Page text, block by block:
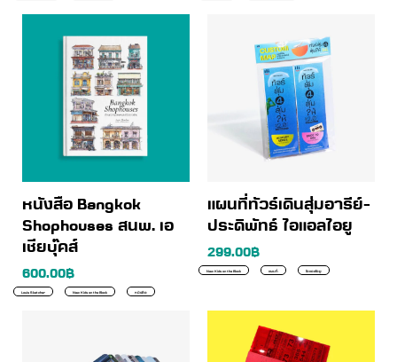
หนังสือ Bangkok
Shophouses สนพ. เอ
เชียบุ๊คส์
600.00฿
Louis Sketcher New Kids on the Block หนังสือ
แผนที่ทัวร์เดินสุ่มอารีย์-
ประดิพัทธ์ ไอแอลไอยู
299.00฿
New Kids on the Block แผนที่ ไอแอลไอยู